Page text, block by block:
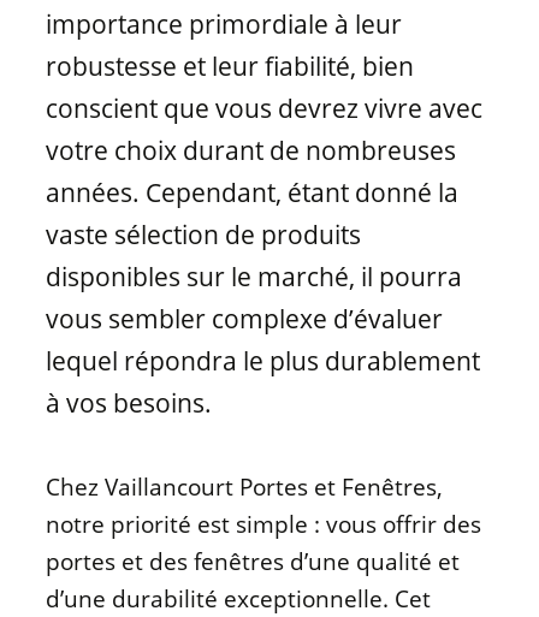
importance primordiale à leur
robustesse et leur fiabilité, bien
conscient que vous devrez vivre avec
votre choix durant de nombreuses
années. Cependant, étant donné la
vaste sélection de produits
disponibles sur le marché, il pourra
vous sembler complexe d’évaluer
lequel répondra le plus durablement
à vos besoins.
Chez Vaillancourt Portes et Fenêtres,
notre priorité est simple : vous offrir des
portes et des fenêtres d’une qualité et
d’une durabilité exceptionnelle. Cet